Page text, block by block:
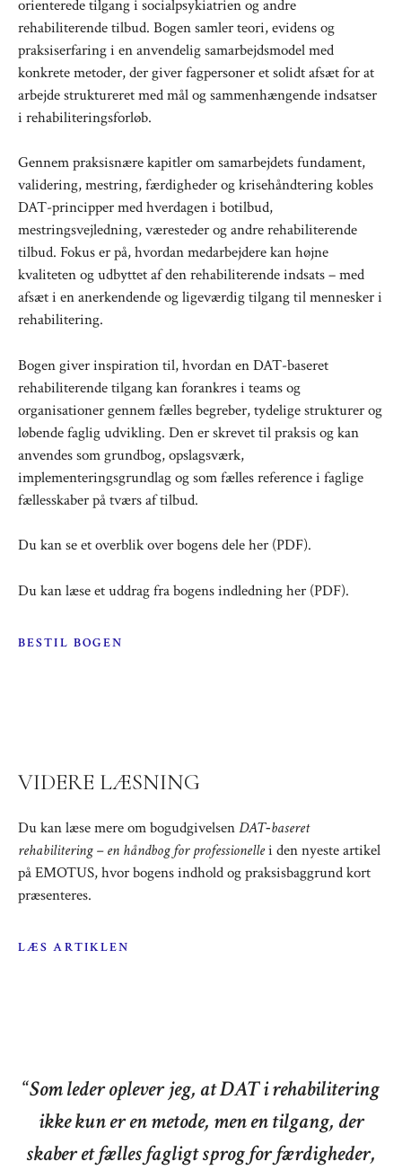
orienterede tilgang i socialpsykiatrien og andre
rehabiliterende tilbud. Bogen samler teori, evidens og
praksiserfaring i en anvendelig samarbejdsmodel med
konkrete metoder, der giver fagpersoner et solidt afsæt for at
arbejde struktureret med mål og sammenhængende indsatser
i rehabiliteringsforløb.
Gennem praksisnære kapitler om samarbejdets fundament,
validering, mestring, færdigheder og krisehåndtering kobles
DAT-principper med hverdagen i botilbud,
mestringsvejledning, væresteder og andre rehabiliterende
tilbud. Fokus er på, hvordan medarbejdere kan højne
kvaliteten og udbyttet af den rehabiliterende indsats – med
afsæt i en anerkendende og ligeværdig tilgang til mennesker i
rehabilitering.
Bogen giver inspiration til, hvordan en DAT-baseret
rehabiliterende tilgang kan forankres i teams og
organisationer gennem fælles begreber, tydelige strukturer og
løbende faglig udvikling. Den er skrevet til praksis og kan
anvendes som grundbog, opslagsværk,
implementeringsgrundlag og som fælles reference i faglige
fællesskaber på tværs af tilbud.
Du kan se et overblik over bogens deleher (PDF).
Du kan læse et uddrag fra bogens indledningher (PDF).
BESTIL BOGEN
VIDERE LÆSNING
Du kan læse mere om bogudgivelsenDAT‑baseret
rehabilitering – en håndbog for professionellei den nyeste artikel
påEMOTUS, hvor bogens indhold og praksisbaggrund kort
præsenteres.
LÆS ARTIKLEN
“Som leder oplever jeg, at DAT i rehabilitering
ikke kun er en metode, men en tilgang, der
skaber et fælles fagligt sprog for færdigheder,